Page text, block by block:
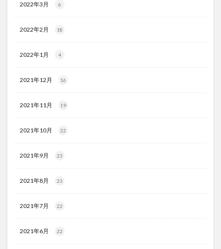
2022年3月 6
2022年2月 18
2022年1月 4
2021年12月 16
2021年11月 19
2021年10月 22
2021年9月 23
2021年8月 23
2021年7月 22
2021年6月 22